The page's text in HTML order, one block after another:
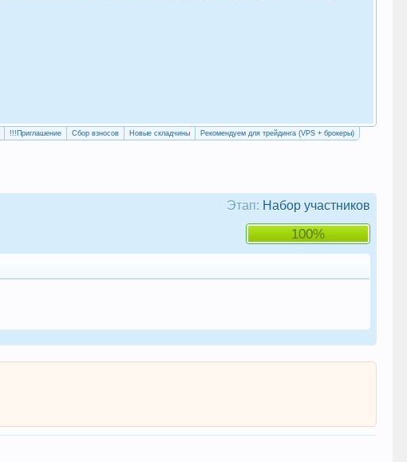
!!!Приглашение Сбор взносов Новые складчины Рекомендуем для трейдинга (VPS + брокеры)
Этап: Набор участников
100%